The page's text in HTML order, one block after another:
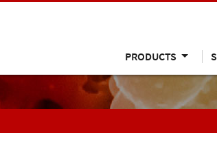
PRODUCTS